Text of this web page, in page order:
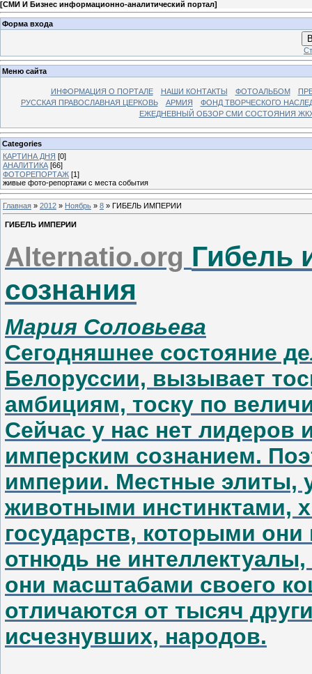
[СМИ И Бизнес информационно-аналитический портал]
Форма входа
Меню сайта
ИНФОРМАЦИЯ О ПОРТАЛЕ НАШИ КОНТАКТЫ ФОТОАЛЬБОМ
РУССКАЯ ПРАВОСЛАВНАЯ ЦЕРКОВЬ
АРМИЯ
ФОНД ТВОРЧЕСКОГО
ЕЖЕДНЕВНЫЙ ОБЗОР СМИ СОСТОЯНИЯ
Categories
КАРТИНА ДНЯ [0]
АНАЛИТИКА [66]
ФОТОРЕПОРТАЖ [1]
живые фото-репортажи с места события
Главная » 2012 » Ноябрь » 8 » ГИБЕЛЬ ИМПЕРИИ
ГИБЕЛЬ ИМПЕРИИ
Alternatio.org Гибель
сознания
Мария Соловьева
Сегодняшнее состояние
Белоруссии, вызывает
амбициям, тоску по
Сейчас у нас нет лидеров
имперским сознанием.
империи. Местные элиты,
животными инстинктами,
государств, которыми
отнюдь не
они масштабами своего
отличаются от тысяч
исчезнувших, народов.